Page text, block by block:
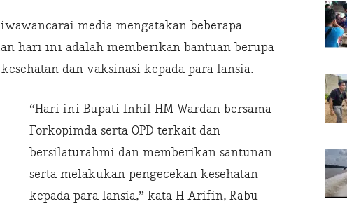
media mengatakan beberapa
hari ini adalah memberikan bantuan berupa
dan vaksinasi kepada para lansia.
“Hari ini Bupati Inhil HM Wardan bersama
Forkopimda serta OPD terkait dan
bersilaturahmi dan memberikan santunan
serta melakukan pengecekan kesehatan
kepada para lansia,” kata H Arifin, Rabu